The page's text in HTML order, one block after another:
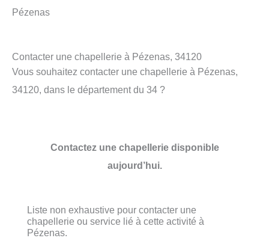
Pézenas
Contacter une chapellerie à Pézenas, 34120
Vous souhaitez contacter une chapellerie à Pézenas,
34120, dans le département du 34 ?
Contactez une chapellerie disponible
aujourd’hui.
Liste non exhaustive pour contacter une
chapellerie ou service lié à cette activité à
Pézenas.